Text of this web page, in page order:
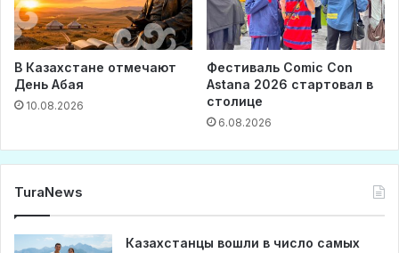
В Казахстане отмечают
День Абая
10.08.2026
Фестиваль Comic Con
Astana 2026 стартовал в
столице
6.08.2026
TuraNews
Казахстанцы вошли в число самых